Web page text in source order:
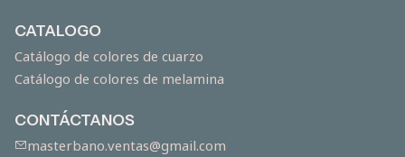
CATALOGO
Catálogo de colores de cuarzo
Catálogo de colores de melamina
CONTÁCTANOS
masterbano.ventas@gmail.com